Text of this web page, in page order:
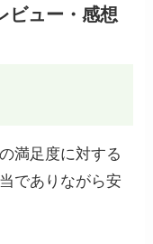
ビュー・感想
満足度に対する
でありながら安